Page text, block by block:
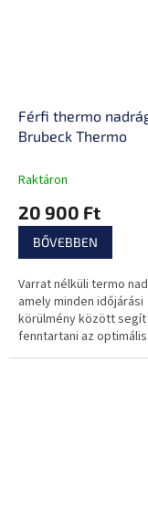
Férfi thermo
Brubeck Thermo
Raktáron
20 900 Ft
BŐVEBBEN
Varrat nélküli termo
amely minden időjárási
körülmény között segít
fenntartani az optimális
testhőmérsékletet!